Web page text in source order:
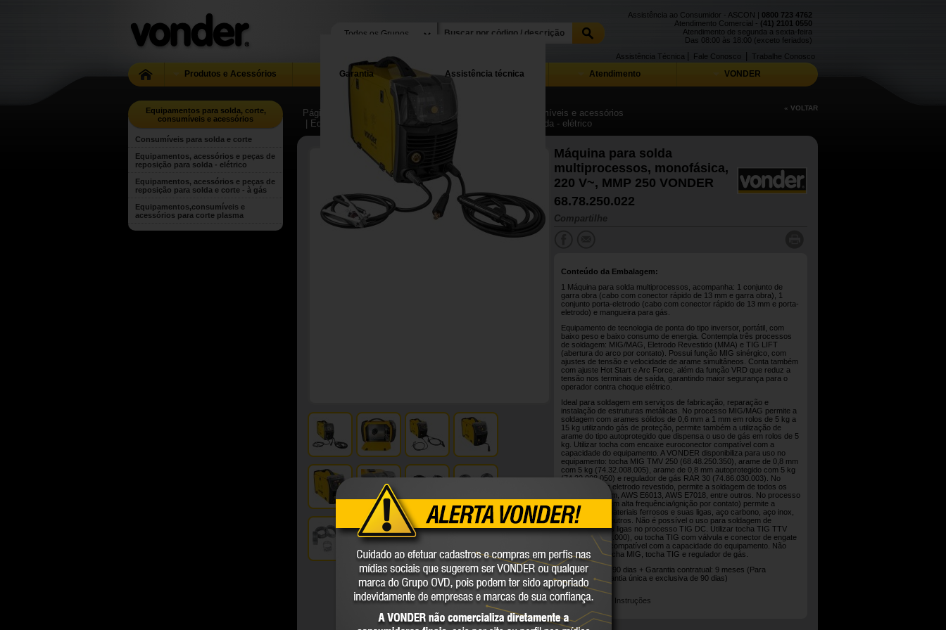
Assistência ao Consumidor - ASCON | 0800 723 4762
Atendimento Comercial - (41) 2101 0550
Atendimento de segunda a sexta-feira
Das 08:00 às 18:00 (exceto feriados)
Trabalhe Conosco
Fale Conosco
Assistência Técnica
Produtos e Acessórios Garantia Assistência técnica Atendimento VONDER
Equipamentos para solda, corte,
consumíveis e acessórios
Consumíveis para solda e corte
Equipamentos, acessórios e peças de
reposição para solda - elétrico
Equipamentos, acessórios e peças de
reposição para solda e corte - à gás
Equipamentos,consumíveis e
acessórios para corte plasma
Página Inicial
| Equipamentos para solda, corte, consumíveis e acessórios
| Equipamentos, acessórios e peças de reposição para solda - elétrico
« VOLTAR
Máquina para solda
multiprocessos, monofásica,
220 V~, MMP 250 VONDER
68.78.250.022
Compartilhe
Conteúdo da Embalagem:
1 Máquina para solda multiprocessos, acompanha: 1 conjunto de
garra obra (cabo com conector rápido de 13 mm e garra obra), 1
conjunto porta-eletrodo (cabo com conector rápido de 13 mm e porta-
eletrodo) e mangueira para gás.
Equipamento de tecnologia de ponta do tipo inversor, portátil, com
baixo peso e baixo consumo de energia. Contempla três processos
de soldagem: MIG/MAG, Eletrodo Revestido (MMA) e TIG LIFT
(abertura do arco por contato). Possui função MIG sinérgico, com
ajustes de tensão e velocidade de arame simultâneos. Conta também
com ajuste Hot Start e Arc Force, além da função VRD que reduz a
tensão nos terminais de saída, garantindo maior segurança para o
operador contra choque elétrico.
Ideal para soldagem em serviços de fabricação, reparação e
instalação de estruturas metálicas. No processo MIG/MAG permite a
soldagem com arames sólidos de 0,6 mm a 1 mm em rolos de 5 kg a
15 kg utilizando gás de proteção, permite também a utilização de
arame do tipo autoprotegido que dispensa o uso de gás em rolos de 5
kg. Utilizar tocha com encaixe euroconector compatível com a
capacidade do equipamento. A VONDER disponibiliza para uso no
equipamento: tocha MIG TMV 250 (68.48.250.350), arame de 0,8 mm
com 5 kg (74.32.008.005), arame de 0,8 mm autoprotegido com 5 kg
(74.32.008.050) e regulador de gás RAR 30 (74.86.030.003). No
processo com eletrodo revestido, permite a soldagem de todos os
tipos até 4,0 mm, AWS E6013, AWS E7018, entre outros. No processo
TIG DC Lift (sem alta frequência/ignição por contato) permite a
soldagem de materiais ferrosos e suas ligas, aço carbono, aço inox,
cobre, latão e outros. Não é possível o uso para soldagem de
alumínio e suas ligas no processo TIG DC. Utilizar tocha TIG TTV
213 (68.48.213.000), ou tocha TIG com válvula e conector de engate
rápido 13 mm compatível com a capacidade do equipamento. Não
acompanha: tocha MIG, tocha TIG e regulador de gás.
Garantia legal: 90 dias + Garantia contratual: 9 meses (Para
locadoras, garantia única e exclusiva de 90 dias)
Manual de Instruções